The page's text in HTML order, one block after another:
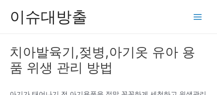
이슈대방출
치아발육기,젖병,아기옷 유아 용
품 위생 관리 방법